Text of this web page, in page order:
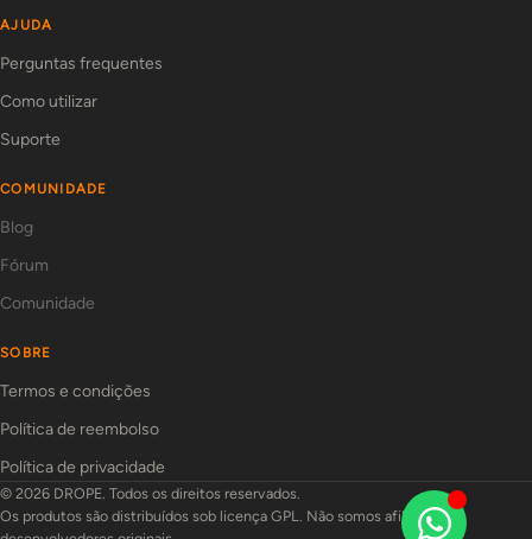
AJUDA
Perguntas frequentes
Como utilizar
Suporte
COMUNIDADE
Blog
Fórum
Comunidade
SOBRE
Termos e condições
Política de reembolso
Política de privacidade
© 2026 DROPE. Todos os direitos reservados.
Os produtos são distribuídos sob licença GPL. Não somos afiliados aos